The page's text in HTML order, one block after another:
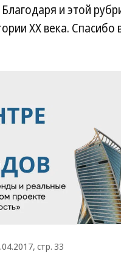
и этой
ХХ века. Спасибо
стр. 33